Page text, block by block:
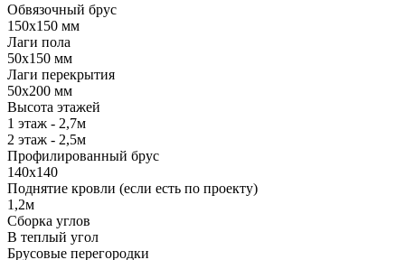
Обвязочный брус
150х150 мм
Лаги пола
50х150 мм
Лаги перекрытия
50х200 мм
Высота этажей
1 этаж - 2,7м
2 этаж - 2,5м
Профилированный брус
140х140
Поднятие кровли (если есть по проекту)
1,2м
Сборка углов
В теплый угол
Брусовые перегородки